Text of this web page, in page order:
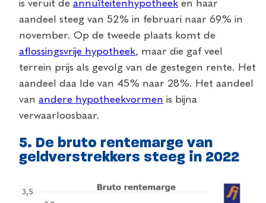
is veruit de annuïteitenhypotheek en haar
aandeel steeg van 52% in februari naar 69% in
november. Op de tweede plaats komt de
aflossingsvrije hypotheek, maar die gaf veel
terrein prijs als gevolg van de gestegen rente. Het
aandeel daa lde van 45% naar 28%. Het aandeel
van andere hypotheekvormen is bijna
verwaarloosbaar.
5. De bruto rentemarge van
geldverstrekkers steeg in 2022